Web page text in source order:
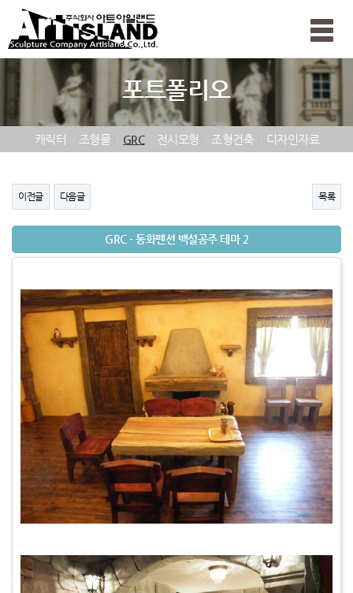
Toggle
포트폴리오
캐릭터 조형물 GRC 전시모형 조형건축 디자인자료
이전글 다음글 목록
GRC - 동화펜션 백설공주 테마 2